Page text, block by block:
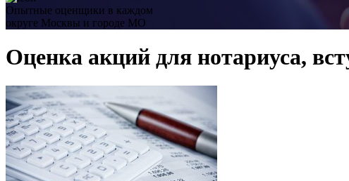
Опытные оценщики в каждом
округе Москвы и городе МО
Оценка акций для нотариуса,